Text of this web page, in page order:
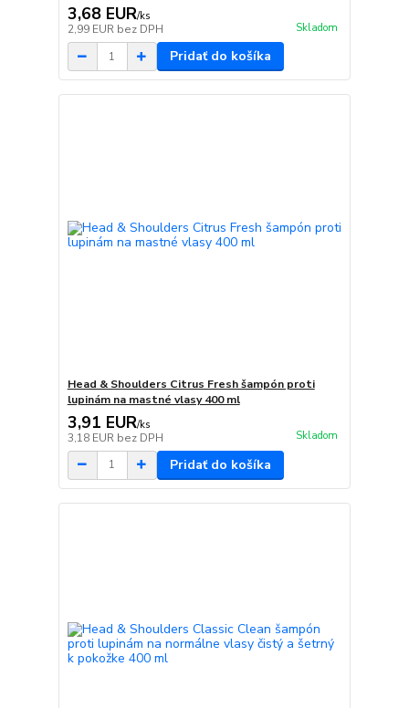
3,68 EUR/ks
2,99 EUR bez DPH Skladom
Pridať do košíka
Head & Shoulders Citrus Fresh šampón proti
lupinám na mastné vlasy 400 ml
3,91 EUR/ks
3,18 EUR bez DPH Skladom
Pridať do košíka